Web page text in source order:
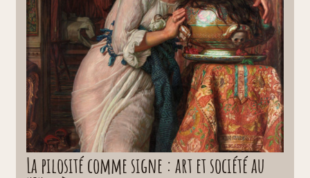
La pilosité comme signe : art et société au